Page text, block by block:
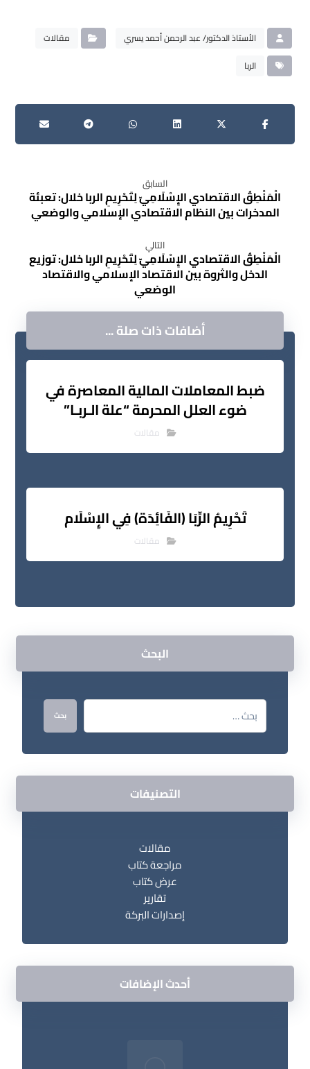
الأستاذ الدكتور/ عبد الرحمن أحمد يسري
مقالات
الربا
السابق
الْمَنْطِقُ الاقتصادي الإِسْلَامِيّ لِتَحْرِيمِ الربا خلال: تعبئة
المدخرات بين النظام الاقتصادي الإسلامي والوضعي
التالي
الْمَنْطِقُ الاقتصادي الإِسْلَامِيّ لِتَحْرِيمِ الربا خلال: توزيع
الدخل والثروة بين الاقتصاد الإسلامي والاقتصاد
الوضعي
أضافات ذات صلة ...
ضبط المعاملات المالية المعاصرة في
ضوء العلل المحرمة “علة الـربـا”
مقالات
تَحْرِيمُ الرِّبَا (الفَائِدَة) فِي الإِسْلَام
مقالات
البحث
بحث
التصنيفات
مقالات
مراجعة كتاب
عرض كتاب
تقارير
إصدارات البركة
أحدث الإضافات